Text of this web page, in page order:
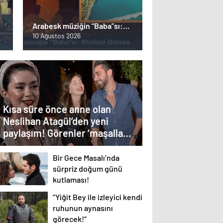
Arabesk müziğin “Baba”sı:
Müslüm Gürses
10 Ağustos 2026
Kısa süre önce anne olan
Neslihan Atagül’den yeni
paylaşım! Görenler ‘maşallah
anneye!’ dedi…
Bir Gece Masalı’nda
sürpriz doğum günü
kutlaması!
“Yiğit Bey ile izleyici kendi
ruhunun aynasını
görecek!”